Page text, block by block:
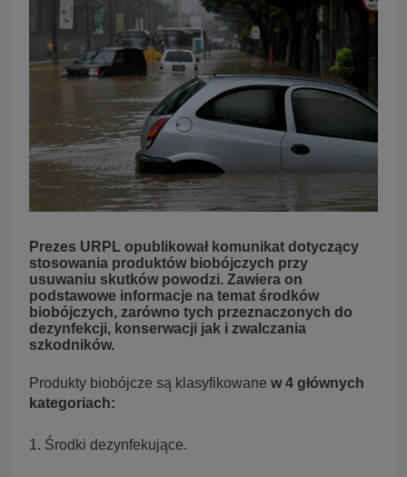
Prezes URPL opublikował komunikat dotyczący
stosowania produktów biobójczych przy
usuwaniu skutków powodzi. Zawiera on
podstawowe informacje na temat środków
biobójczych, zarówno tych przeznaczonych do
dezynfekcji, konserwacji jak i zwalczania
szkodników.
Produkty biobójcze są klasyfikowane w 4 głównych
kategoriach:
1. Środki dezynfekujące.